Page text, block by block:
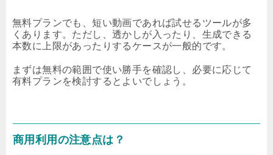
無料プランでも、短い動画であれば試せるツールが多
くあります。ただし、透かしが入ったり、生成できる
本数に上限があったりするケースが一般的です。
まずは無料の範囲で使い勝手を確認し、必要に応じて
有料プランを検討するとよいでしょう。
商用利用の注意点は？